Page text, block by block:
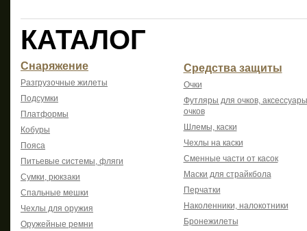
КАТАЛОГ
Снаряжение
Разгрузочные жилеты
Подсумки
Платформы
Кобуры
Пояса
Питьевые системы, фляги
Сумки, рюкзаки
Спальные мешки
Чехлы для оружия
Оружейные ремни
Средства защиты
Очки
Футляры для очков,
очков
Шлемы, каски
Чехлы на каски
Сменные части от касок
Маски для страйкбола
Перчатки
Наколенники, налокотники
Бронежилеты